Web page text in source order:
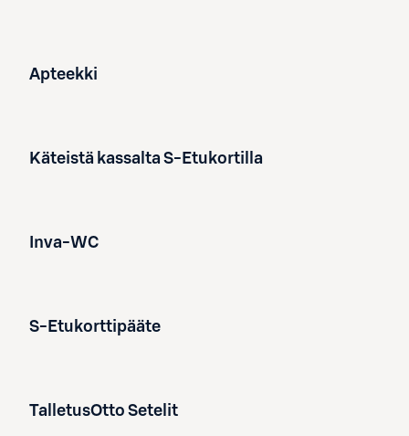
Apteekki
Käteistä kassalta S-Etukortilla
Inva-WC
S-Etukorttipääte
TalletusOtto Setelit